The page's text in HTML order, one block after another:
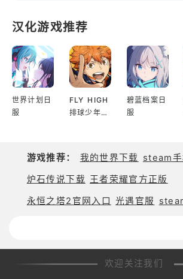
尤弥尔传奇官网最新版本提供了丰富
为你带来不同的挑战与奖励，帮助你
力，解锁更多精彩内容。
在尤弥尔传奇官网最新版本中，你将
起伏的冒险，挑战强大的敌人，解锁
汉化游戏推荐
世界计划日
服
FLY HIGH
排球少年日
碧蓝档案日
服
游戏推荐： 我的世界下载 steam
炉石传说下载 王者荣耀官方正版
永恒之塔2官网入口 光遇官服
欢迎关注我们